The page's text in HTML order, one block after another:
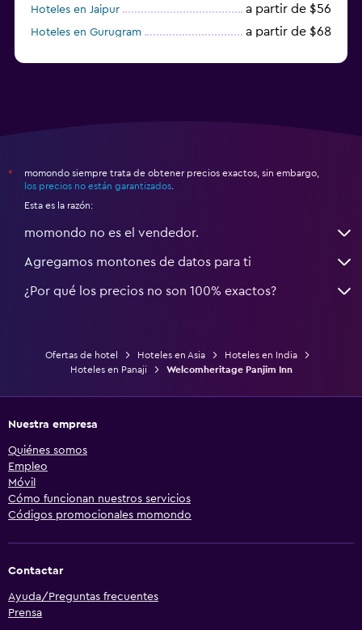
Hoteles en Jaipur
a partir de $56
Hoteles en Gurugram a partir de $68
*
momondo siempre trata de obtener precios exactos, sin embargo,
los precios no están garantizados
Esta es la razón:
momondo no es el vendedor.
Agregamos montones de datos para ti
¿Por qué los precios no son 100% exactos?
Ofertas de hotel Hoteles en Asia
Hoteles en India
Hoteles en Panaji
Welcomheritage Panjim Inn
Nuestra empresa
Quiénes somos
Empleo
Móvil
Cómo funcionan nuestros servicios
Códigos promocionales momondo
Contactar
Ayuda/Preguntas frecuentes
Prensa